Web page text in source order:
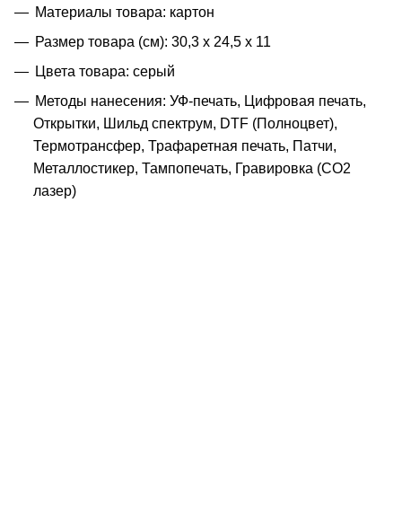
Материалы товара: картон
Размер товара (см): 30,3 х 24,5 х 11
Цвета товара: серый
Методы нанесения: УФ-печать, Цифровая печать,
Открытки, Шильд спектрум, DTF (Полноцвет),
Термотрансфер, Трафаретная печать, Патчи,
Металлостикер, Тампопечать, Гравировка (CO2
лазер)